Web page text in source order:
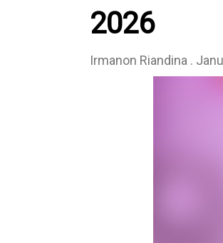
2026
Irmanon Riandina .